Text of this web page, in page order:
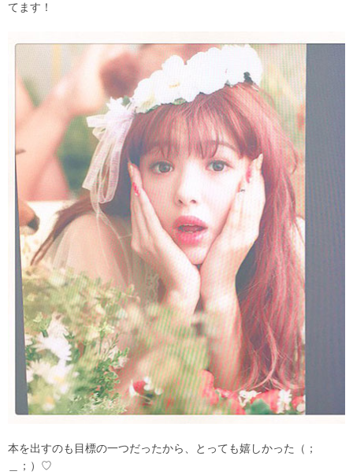
てます！
本を出すのも目標の一つだったから、とっても嬉しかった（；
＿；）♡